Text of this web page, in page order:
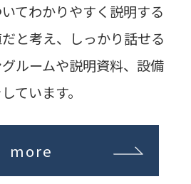
てわかりやすく説明する
と考え、しっかり話せる
ルームや説明資料、設備
ています。
more